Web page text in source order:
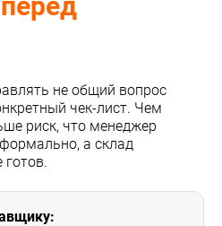
не общий вопрос
чек-лист. Чем
риск, что менеджер
а склад
готов.